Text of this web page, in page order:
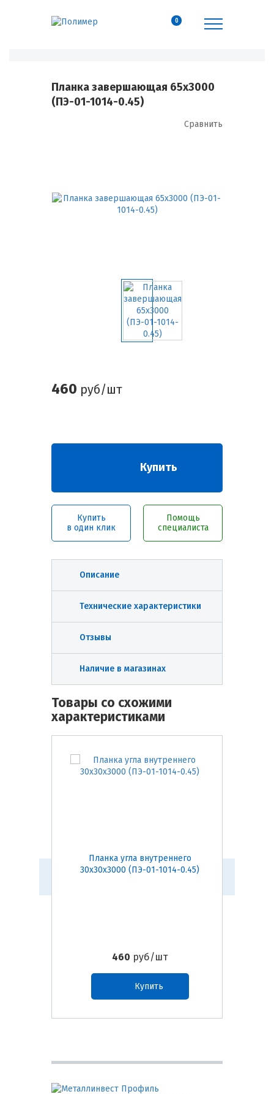
0
Планка завершающая 65х3000
(ПЭ-01-1014-0.45)
Сравнить
460 руб/шт
Купить
Купить
в один клик
Помощь
специалиста
Описание
Технические характеристики
Отзывы
Наличие в магазинах
Товары со схожими
характеристиками
Планка угла внутреннего
30х30х3000 (ПЭ-01-1014-0.45)
460 руб/шт
Купить